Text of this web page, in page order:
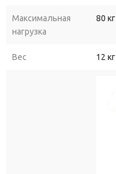
Максимальная
нагрузка
80 кг
Вес 12 кг